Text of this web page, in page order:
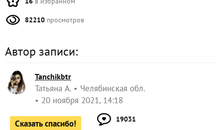
82210 просмотров
Автор записи:
Tanchikbtr
Татьяна А.
Челябинская обл.
20 ноября 2021, 14:18
Сказать спасибо! 19031